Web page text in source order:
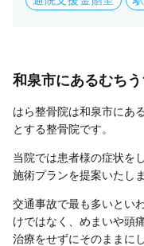
和泉市にあるむち
はら整骨院は和泉市にあ
とする整骨院です。
当院では患者様の症状を
施術プランを提案いたしま
交通事故で最も多いとい
けではなく、めまいや頭
治療をせずにそのままに